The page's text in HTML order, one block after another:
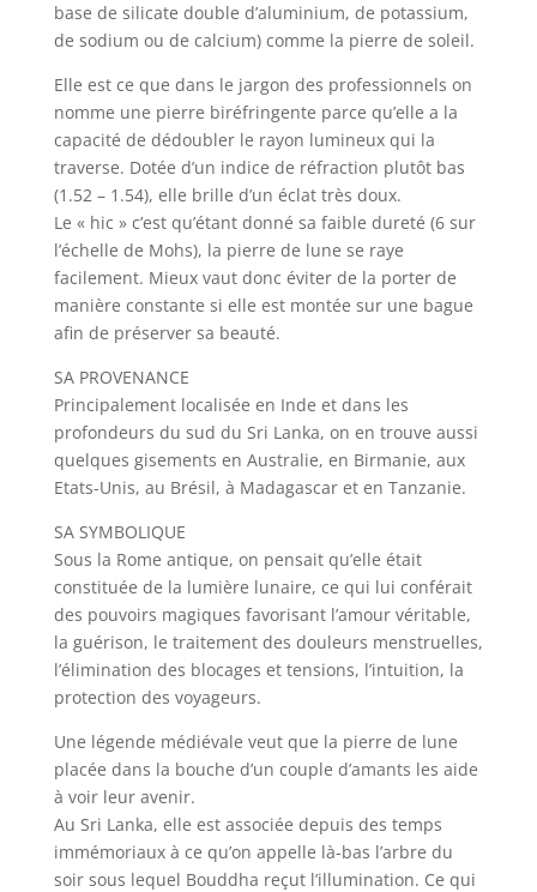
base de silicate double d’aluminium, de potassium,
de sodium ou de calcium) comme la pierre de soleil.
Elle est ce que dans le jargon des professionnels on
nomme une pierre biréfringente parce qu’elle a la
capacité de dédoubler le rayon lumineux qui la
traverse. Dotée d’un indice de réfraction plutôt bas
(1.52 – 1.54), elle brille d’un éclat très doux.
Le « hic » c’est qu’étant donné sa faible dureté (6 sur
l’échelle de Mohs), la pierre de lune se raye
facilement. Mieux vaut donc éviter de la porter de
manière constante si elle est montée sur une bague
afin de préserver sa beauté.
SA PROVENANCE
Principalement localisée en Inde et dans les
profondeurs du sud du Sri Lanka, on en trouve aussi
quelques gisements en Australie, en Birmanie, aux
Etats-Unis, au Brésil, à Madagascar et en Tanzanie.
SA SYMBOLIQUE
Sous la Rome antique, on pensait qu’elle était
constituée de la lumière lunaire, ce qui lui conférait
des pouvoirs magiques favorisant l’amour véritable,
la guérison, le traitement des douleurs menstruelles,
l’élimination des blocages et tensions, l’intuition, la
protection des voyageurs.
Une légende médiévale veut que la pierre de lune
placée dans la bouche d’un couple d’amants les aide
à voir leur avenir.
Au Sri Lanka, elle est associée depuis des temps
immémoriaux à ce qu’on appelle là-bas l’arbre du
soir sous lequel Bouddha reçut l’illumination. Ce qui